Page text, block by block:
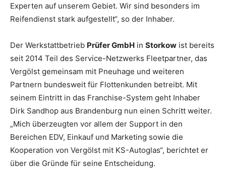
Experten auf unserem Gebiet. Wir sind besonders im
Reifendienst stark aufgestellt“, so der Inhaber.
Der Werkstattbetrieb Prüfer GmbH in Storkow ist bereits
seit 2014 Teil des Service-Netzwerks Fleetpartner, das
Vergölst gemeinsam mit Pneuhage und weiteren
Partnern bundesweit für Flottenkunden betreibt. Mit
seinem Eintritt in das Franchise-System geht Inhaber
Dirk Sandhop aus Brandenburg nun einen Schritt weiter.
„Mich überzeugten vor allem der Support in den
Bereichen EDV, Einkauf und Marketing sowie die
Kooperation von Vergölst mit KS-Autoglas“, berichtet er
über die Gründe für seine Entscheidung.